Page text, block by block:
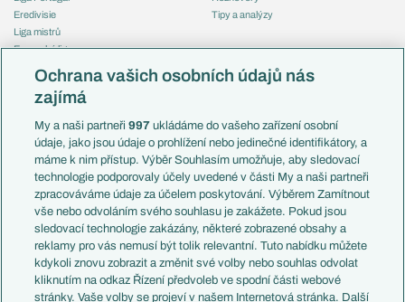
Eredivisie
Liga mistrů
Evropská liga
Mistrovství světa
Liga národů
Témata
Představení týmů MS
EuroSkauting
PL v kostce
Evropské koeficienty
Přestupy
Přestupové spekulace
Zranění
Kluby
Tipy a analýzy
Česko
Francie
Itálie
Německo
Španělsko
Argentina
Brazílie
Přestupy
Zápasy
Livescore
Ochrana vašich osobních údajů nás
zajímá
My a naši partneři997 ukládáme do vašeho zařízení osobní
údaje, jako jsou údaje o prohlížení nebo jedinečné identifikátory, a
máme k nim přístup. Výběr Souhlasím umožňuje, aby sledovací
technologie podporovaly účely uvedené v části My a naši partneři
zpracováváme údaje za účelem poskytování. Výběrem Zamítnout
vše nebo odvoláním svého souhlasu je zakážete. Pokud jsou
sledovací technologie zakázány, některé zobrazené obsahy a
reklamy pro vás nemusí být tolik relevantní. Tuto nabídku můžete
kdykoli znovu zobrazit a změnit své volby nebo souhlas odvolat
kliknutím na odkaz Řízení předvoleb ve spodní části webové
stránky. Vaše volby se projeví v našem Internetová stránka. Další